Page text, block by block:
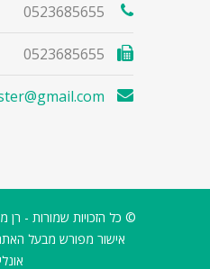
0523685655
0523685655
© כל הזכויות שמורות - רן
אישור מפורש מבעל